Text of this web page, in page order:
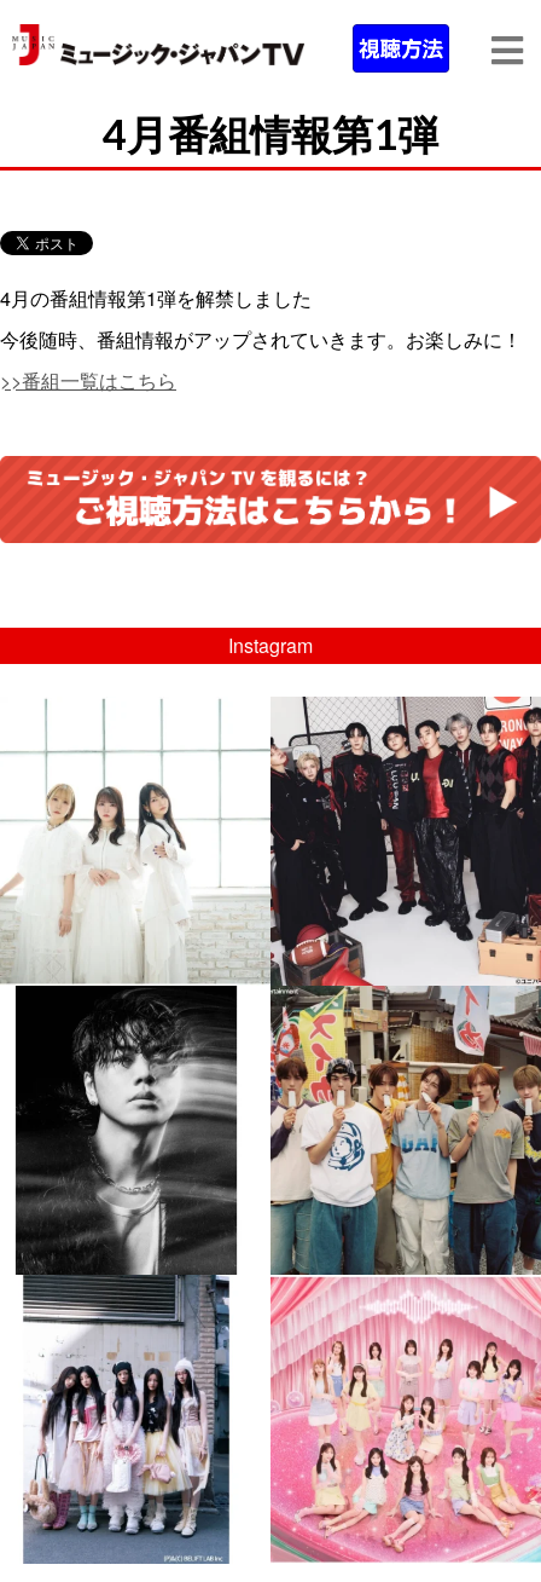
4月番組情報第1弾
4月の番組情報第1弾を解禁しました
今後随時、番組情報がアップされていきます。お楽しみに！
>>番組一覧はこちら
Instagram
...
8月 4
4 0
musicjapantv
💡08/05(水)23:00特番放送！
...
8月 4
4 0
musicjapantv
💡8月特番放送決定！
...
8月 4
510 0
musicjapantv
💡8月特番放送決定！
...
8月 4
6 0
musicjapantv
💡8月特番放送決定！
8月 4
2 0
musicjapantv
💡8月特番放送決定！
...
8月 4
2 0